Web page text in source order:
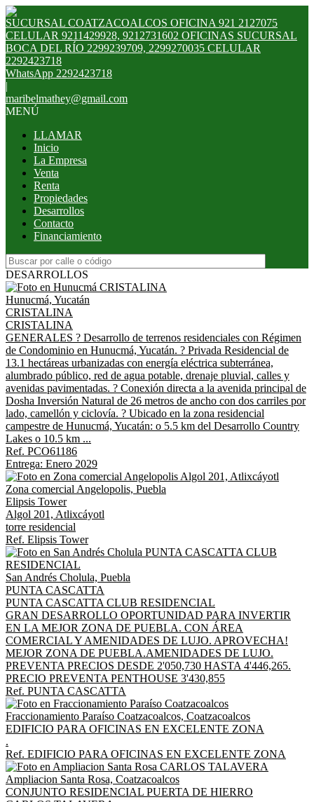
SUCURSAL COATZACOALCOS OFICINA 921 2127075
CELULAR 9211429928, 9212731602 OFICINAS SUCURSAL
BOCA DEL RÍO 2299239709, 2299270035 CELULAR
2292423718
WhatsApp 2292423718
|
maribelmathey@gmail.com
MENÚ
LLAMAR
Inicio
La Empresa
Venta
Renta
Propiedades
Desarrollos
Contacto
Financiamiento
DESARROLLOS
Hunucmá, Yucatán
CRISTALINA
CRISTALINA
GENERALES ? Desarrollo de terrenos residenciales con Régimen
de Condominio en Hunucmá, Yucatán. ? Privada Residencial de
13.1 hectáreas urbanizadas con energía eléctrica subterránea,
alumbrado público, red de agua potable, drenaje pluvial, calles y
avenidas pavimentadas. ? Conexión directa a la avenida principal de
Dosha Inversión Natural de 26 metros de ancho con dos carriles por
lado, camellón y ciclovía. ? Ubicado en la zona residencial
campestre de Hunucmá, Yucatán: o 5.5 km del Desarrollo Country
Lakes o 10.5 km ...
Ref. PCO61186
Entrega: Enero 2029
Zona comercial Angelopolis, Puebla
Elipsis Tower
Algol 201, Atlixcáyotl
torre residencial
Ref. Elipsis Tower
San Andrés Cholula, Puebla
PUNTA CASCATTA
PUNTA CASCATTA CLUB RESIDENCIAL
GRAN DESARROLLO OPORTUNIDAD PARA INVERTIR
EN LA MEJOR ZONA DE PUEBLA. CON ÁREA
COMERCIAL Y AMENIDADES DE LUJO. APROVECHA!
MEJOR ZONA DE PUEBLA.AMENIDADES DE LUJO.
PREVENTA PRECIOS DESDE 2'050,730 HASTA 4'446,265.
PRECIO PREVENTA PENTHOUSE 3'430,855
Ref. PUNTA CASCATTA
Fraccionamiento Paraíso Coatzacoalcos, Coatzacoalcos
EDIFICIO PARA OFICINAS EN EXCELENTE ZONA
.
Ref. EDIFICIO PARA OFICINAS EN EXCELENTE ZONA
Ampliacion Santa Rosa, Coatzacoalcos
CONJUNTO RESIDENCIAL PUERTA DE HIERRO